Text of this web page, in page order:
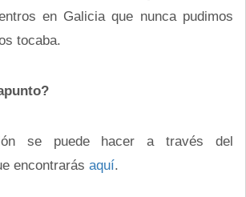
en Galicia que nunca pudimos
tocaba.
se puede hacer a través del
encontrarás aquí.